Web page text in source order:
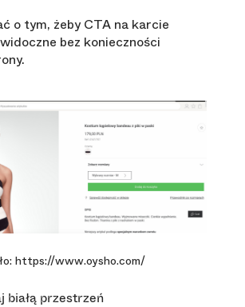
o tym, żeby CTA na karcie
bez konieczności
https://www.oysho.com/
białą przestrzeń